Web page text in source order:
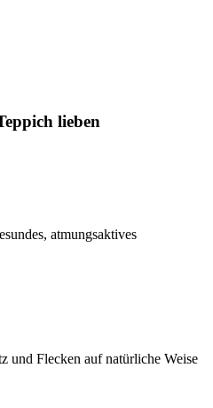
lieben
atmungsaktives
und Flecken auf natürliche Weise